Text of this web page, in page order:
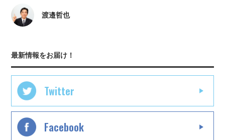
渡邉哲也
最新情報をお届け！
Twitter
Facebook